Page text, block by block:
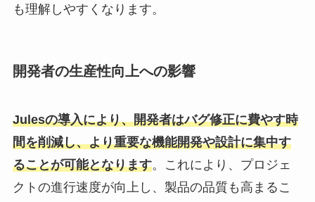
も理解しやすくなります。
開発者の生産性向上への影響
Julesの導入により、開発者はバグ修正に費やす時
間を削減し、より重要な機能開発や設計に集中す
ることが可能となります。これにより、プロジェ
クトの進行速度が向上し、製品の品質も高まるこ